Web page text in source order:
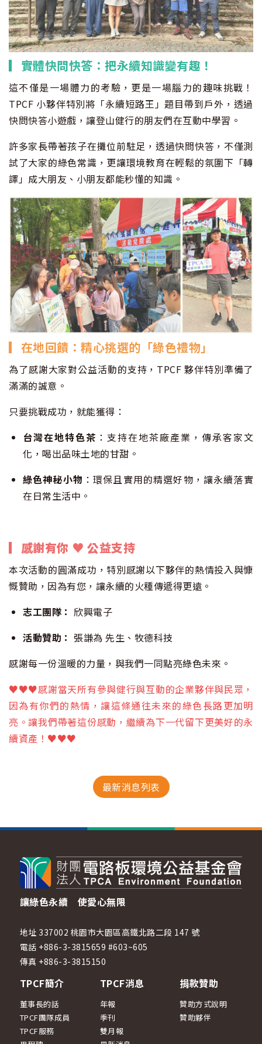
▎實體快問快答：把永續知識變有趣！
這不僅是一場體力的考驗，更是一場腦力的趣味挑戰！
TPCF 小夥伴特別將「永續短路王」題目帶到戶外，透過
快問快答小遊戲，讓登山健行的朋友們在互動中學習。
許多家長帶著孩子在攤位前駐足，透過快問快答，不僅測
試了大家的綠色常識，更讓環境教育在輕鬆的氛圍下「轉
譯」成大朋友、小朋友都能秒懂的知識。
▎在地回饋：精心挑選的「綠色禮物」
為了感謝大家對公益活動的支持，TPCF 夥伴特別準備了
滿滿的誠意。
只要挑戰成功，就能獲得：
台灣在地特色茶 ：支持在地茶廠產業，傳承客家文
化，喝出品味土地的甘甜。
綠色神秘小物 ：環保且實用的精選好物，讓永續落實
在日常生活中。
▎感謝有你 ♥ 公益支持
本次活動的圓滿成功，特別感謝以下夥伴的熱情投入與慷
慨贊助，因為有您，讓永續的火種傳遞得更遠。
志工團隊： 欣興電子
活動贊助： 張謙為 先生、牧德科技
感謝每一份溫暖的力量，與我們一同點亮綠色未來。
♥♥♥感謝當天所有參與健行與互動的企業夥伴與民眾，
因為有你們的熱情，讓這條通往未來的綠色長路更加明
亮。讓我們帶著這份感動，繼續為下一代留下更美好的永
續資產！ ♥♥♥
最新消息列表
讓綠色永續 使愛心無限
地址 337002 桃園市大園區高鐵北路二段 147 號
電話 +886-3-3815659 #603~605
傳真 +886-3-3815150
TPCF簡介
董事長的話
TPCF團隊成員
TPCF服務
TPCF消息
年報
季刊
雙月報
捐款贊助
贊助方式說明
贊助夥伴